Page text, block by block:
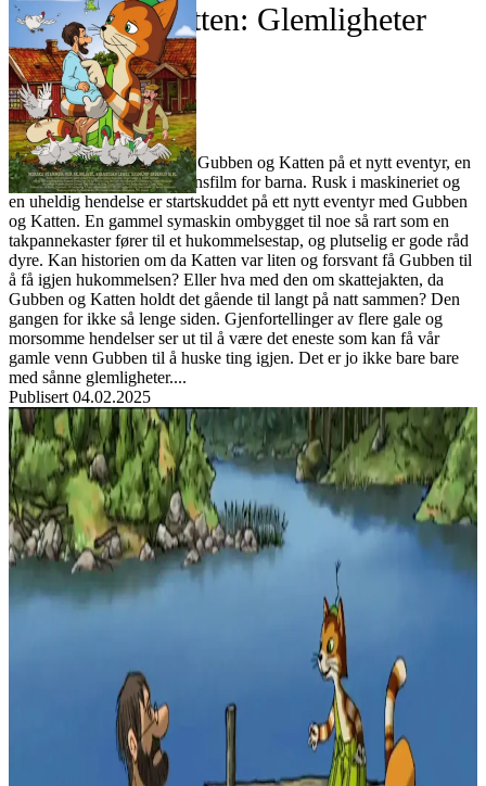
Gubben & Katten: Glemligheter
Film
Forfatter:
Leverandør:
Norgesfilm AS
Lisens:
Bli med våre kjente venner Gubben og Katten på et nytt eventyr, en
morsom helaftens animasjonsfilm for barna. Rusk i maskineriet og
en uheldig hendelse er startskuddet på ett nytt eventyr med Gubben
og Katten. En gammel symaskin ombygget til noe så rart som en
takpannekaster fører til et hukommelsestap, og plutselig er gode råd
dyre. Kan historien om da Katten var liten og forsvant få Gubben til
å få igjen hukommelsen? Eller hva med den om skattejakten, da
Gubben og Katten holdt det gående til langt på natt sammen? Den
gangen for ikke så lenge siden. Gjenfortellinger av flere gale og
morsomme hendelser ser ut til å være det eneste som kan få vår
gamle venn Gubben til å huske ting igjen. Det er jo ikke bare bare
med sånne glemligheter....
Publisert 04.02.2025